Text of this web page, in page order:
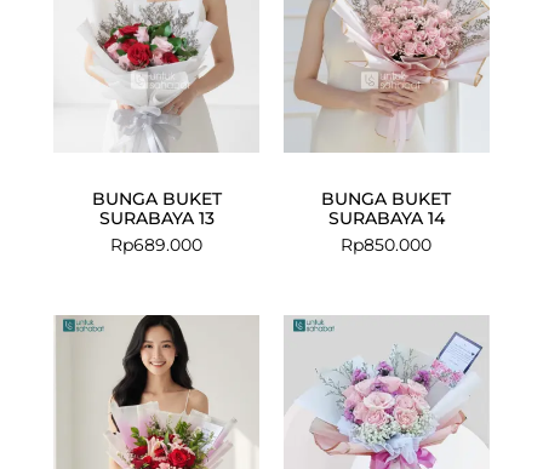
BUNGA BUKET
SURABAYA 13
Rp689.000
BUNGA BUKET
SURABAYA 14
Rp850.000